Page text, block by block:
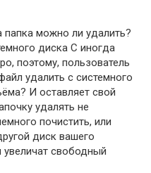
можно ли удалить?
диска С иногда
поэтому, пользователь
удалить с системного
И оставляет свой
удалять не
почистить, или
диск вашего
свободный